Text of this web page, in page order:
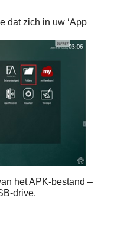
dat zich in uw ‘App
het APK-bestand –
drive.